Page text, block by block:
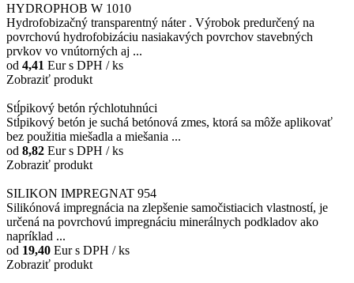
HYDROPHOB W 1010
Hydrofobizačný transparentný náter . Výrobok predurčený na
povrchovú hydrofobizáciu nasiakavých povrchov stavebných
prvkov vo vnútorných aj ...
od 4,41 Eurs DPH / ks
Zobraziť produkt
Stĺpikový betón rýchlotuhnúci
Stĺpikový betón je suchá betónová zmes, ktorá sa môže aplikovať
bez použitia miešadla a miešania ...
od 8,82 Eurs DPH / ks
Zobraziť produkt
SILIKON IMPREGNAT 954
Silikónová impregnácia na zlepšenie samočistiacich vlastností, je
určená na povrchovú impregnáciu minerálnych podkladov ako
napríklad ...
od 19,40 Eurs DPH / ks
Zobraziť produkt